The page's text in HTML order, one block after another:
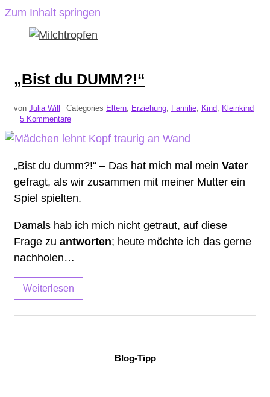
Zum Inhalt springen
„Bist du DUMM?!“
von Julia Will Categories Eltern Erziehung Familie Kind
Kleinkind
5 Kommentare
„Bist du dumm?!“ – Das hat mich mal mein Vater
gefragt, als wir zusammen mit meiner Mutter ein
Spiel spielten.
Damals hab ich mich nicht getraut, auf diese
Frage zu antworten; heute möchte ich das gerne
nachholen…
Weiterlesen
Blog-Tipp